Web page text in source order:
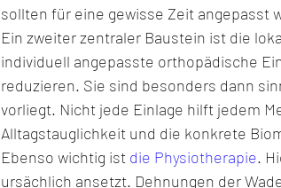
sollten für eine gewisse Zeit angepasst
Ein zweiter zentraler Baustein ist die
individuell angepasste orthopädische
reduzieren. Sie sind besonders dann
vorliegt. Nicht jede Einlage hilft jedem
Alltagstauglichkeit und die konkrete
Ebenso wichtig ist die Physiotherapie.
ursächlich ansetzt. Dehnungen der